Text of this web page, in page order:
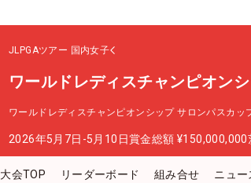
JLPGAツアー 国内女子
ワールドレディスチャンピオン
ワールドレディスチャンピオンシップ サロンパスカッ
2026年5月7日-5月10日賞金総額 ¥150,000,000
大会TOP リーダーボード 組み合せ ニュー